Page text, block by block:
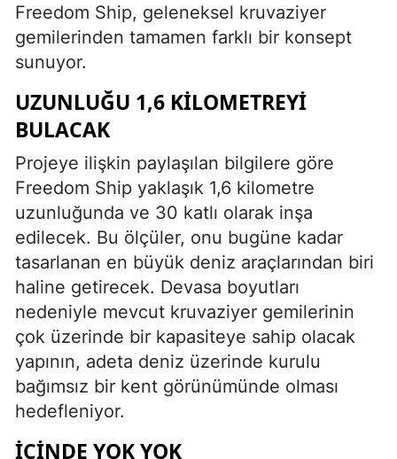
Freedom Ship, geleneksel kruvaziyer
gemilerinden tamamen farklı bir konsept
sunuyor.
UZUNLUĞU 1,6 KILOMETREYI
BULACAK
Projeye ilişkin paylaşılan bilgilere göre
Freedom Ship yaklaşık 1,6 kilometre
uzunluğunda ve 30 katlı olarak inşa
edilecek. Bu ölçüler, onu bugüne kadar
tasarlanan en büyük deniz araçlarından biri
haline getirecek. Devasa boyutları
nedeniyle mevcut kruvaziyer gemilerinin
çok üzerinde bir kapasiteye sahip olacak
yapının, adeta deniz üzerinde kurulu
bağımsız bir kent görünümünde olması
hedefleniyor.
İÇINDE YOK YOK